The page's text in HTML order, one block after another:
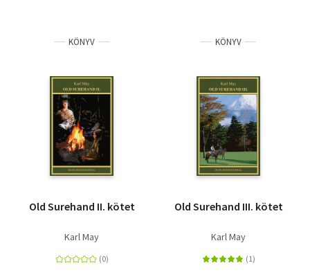
Szótár, nyelvkönyv
Tankönyv, segédkönyv
Társadalomtudomány
Történelem
KÖNYV
Old Surehand II. kötet
Karl May
KÖNYV
Old Surehand III. kötet
Karl May